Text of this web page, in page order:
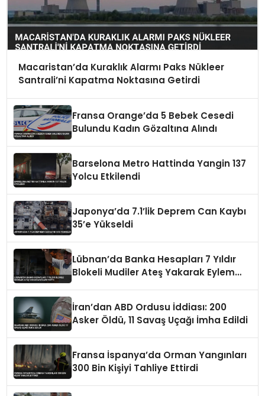
Macaristan’da Kuraklık Alarmı Paks Nükleer
Santrali’ni Kapatma Noktasına Getirdi
Fransa Orange’da 5 Bebek Cesedi
Bulundu Kadın Gözaltına Alındı
Barselona Metro Hattinda Yangin 137
Yolcu Etkilendi
Japonya’da 7.1’lik Deprem Can Kaybı
35’e Yükseldi
Lübnan’da Banka Hesapları 7 Yıldır
Blokeli Mudiler Ateş Yakarak Eylem
İran’dan ABD Ordusu İddiası: 200
Asker Öldü, 11 Savaş Uçağı İmha Edildi
Fransa İspanya’da Orman Yangınları
300 Bin Kişiyi Tahliye Ettirdi